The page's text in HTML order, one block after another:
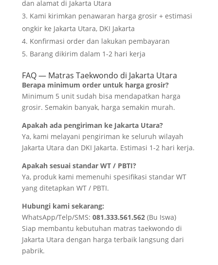
dan alamat di Jakarta Utara
Kami kirimkan penawaran harga grosir + estimasi
ongkir ke Jakarta Utara, DKI Jakarta
Konfirmasi order dan lakukan pembayaran
Barang dikirim dalam 1-2 hari kerja
FAQ — Matras Taekwondo di Jakarta Utara
Berapa minimum order untuk harga grosir?
Minimum 5 unit sudah bisa mendapatkan harga
grosir. Semakin banyak, harga semakin murah.
Apakah ada pengiriman ke Jakarta Utara?
Ya, kami melayani pengiriman ke seluruh wilayah
Jakarta Utara dan DKI Jakarta. Estimasi 1-2 hari kerja.
Apakah sesuai standar WT / PBTI?
Ya, produk kami memenuhi spesifikasi standar WT
yang ditetapkan WT / PBTI.
Hubungi kami sekarang:
WhatsApp/Telp/SMS: 081.333.561.562(Bu Iswa)
Siap membantu kebutuhan matras taekwondo di
Jakarta Utara dengan harga terbaik langsung dari
pabrik.